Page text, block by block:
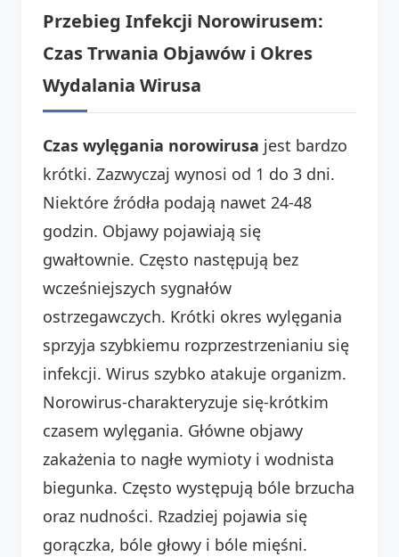
Przebieg Infekcji Norowirusem:
Czas Trwania Objawów i Okres
Wydalania Wirusa
Czas wylęgania norowirusa jest bardzo
krótki. Zazwyczaj wynosi od 1 do 3 dni.
Niektóre źródła podają nawet 24-48
godzin. Objawy pojawiają się
gwałtownie. Często następują bez
wcześniejszych sygnałów
ostrzegawczych. Krótki okres wylęgania
sprzyja szybkiemu rozprzestrzenianiu się
infekcji. Wirus szybko atakuje organizm.
Norowirus-charakteryzuje się-krótkim
czasem wylęgania. Główne objawy
zakażenia to nagłe wymioty i wodnista
biegunka. Często występują bóle brzucha
oraz nudności. Rzadziej pojawia się
gorączka, bóle głowy i bóle mięśni.